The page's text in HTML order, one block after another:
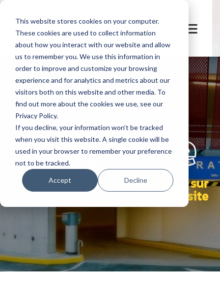
This website stores cookies on your computer.
These cookies are used to collect information
about how you interact with our website and allow
us to remember you. We use this information in
order to improve and customize your browsing
experience and for analytics and metrics about our
visitors both on this website and other media. To
find out more about the cookies we use, see our
Privacy Policy.
If you decline, your information won’t be tracked
when you visit this website. A single cookie will be
used in your browser to remember your preference
not to be tracked.
Accept Decline
let's
welcome
solutions de stationnement, sur
votre site